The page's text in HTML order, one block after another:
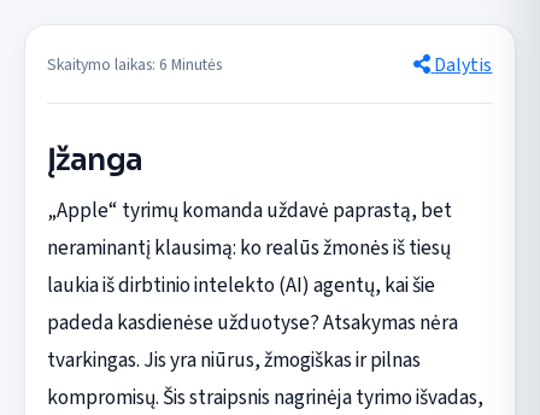
Skaitymo laikas: 6 Minutės Dalytis
Įžanga
„Apple“ tyrimų komanda uždavė paprastą, bet
neraminantį klausimą: ko realūs žmonės iš tiesų
laukia iš dirbtinio intelekto (AI) agentų, kai šie
padeda kasdienėse užduotyse? Atsakymas nėra
tvarkingas. Jis yra niūrus, žmogiškas ir pilnas
kompromisų. Šis straipsnis nagrinėja tyrimo išvadas,